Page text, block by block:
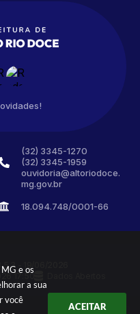
e os
a sua
você
ACEITAR
(32) 3345-1270
(32) 3345-1959
ouvidoria@altoriodoce.
mg.gov.br
18.094.748/0001-66
3.5.3 - 19/06/2026
17:50